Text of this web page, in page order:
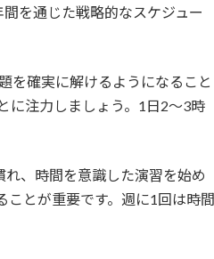
を通じた戦略的なスケジュー
を確実に解けるようになること
に注力しましょう。1日2〜3時
、時間を意識した演習を始め
ことが重要です。週に1回は時間